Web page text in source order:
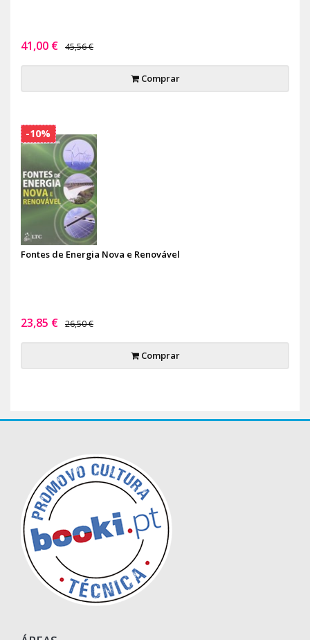
41,00 € 45,56 €
Comprar
Fontes de Energia Nova e Renovável
23,85 € 26,50 €
Comprar
-10%